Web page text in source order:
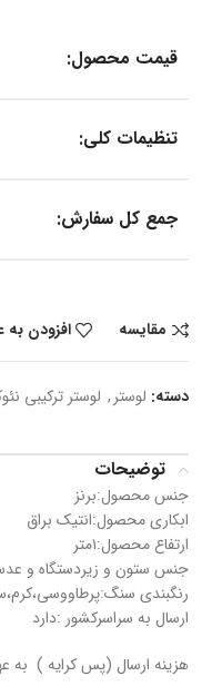
قیمت محصول:
تنظیمات کلی:
جمع کل سفارش:
مقایسه افزودن به
دسته: لوستر , لوستر ترکیبی
توضیحات
جنس محصول:برنز
ابکاری محصول:انتیک براق
ارتفاع محصول:۱متر
جنس ستون و زیردستگاه و
رنگبندی
ارسال به سراسر‌کشور :دارد
هزینه ارسال (پس کرایه ) به